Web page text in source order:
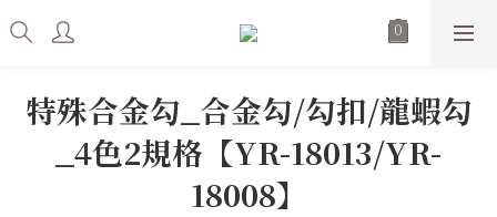
特殊合金勾_合金勾/勾扣/龍蝦勾
_4色2規格【YR-18013/YR-
18008】